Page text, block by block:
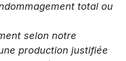
total ou
selon notre
production justifiée